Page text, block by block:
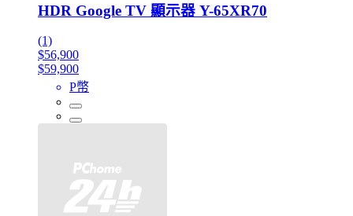
HDR Google TV 顯示器 Y-65XR70
(1)
$56,900
$59,900
P幣